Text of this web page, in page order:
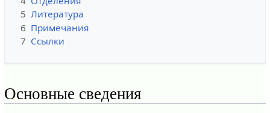
5 Литература
6 Примечания
7 Ссылки
Основные сведения